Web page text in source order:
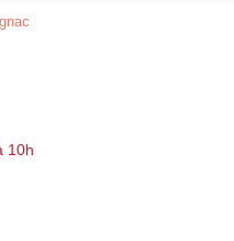
10h